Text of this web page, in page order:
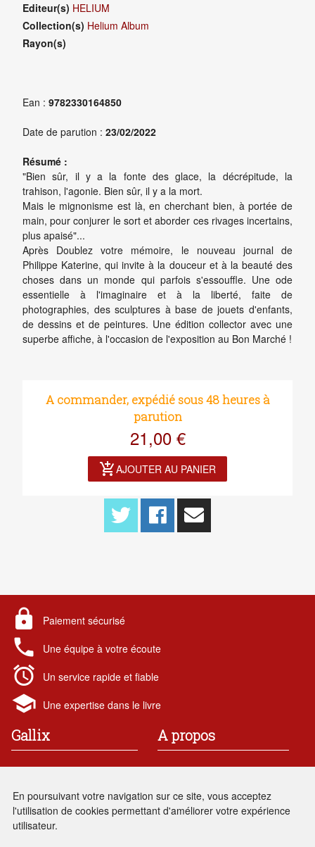
Editeur(s) HELIUM
Collection(s) Helium Album
Rayon(s)
Ean : 9782330164850
Date de parution : 23/02/2022
Résumé :
"Bien sûr, il y a la fonte des glace, la décrépitude, la
trahison, l'agonie. Bien sûr, il y a la mort.
Mais le mignonisme est là, en cherchant bien, à portée de
main, pour conjurer le sort et aborder ces rivages incertains,
plus apaisé"...
Après Doublez votre mémoire, le nouveau journal de
Philippe Katerine, qui invite à la douceur et à la beauté des
choses dans un monde qui parfois s'essouffle. Une ode
essentielle à l'imaginaire et à la liberté, faite de
photographies, des sculptures à base de jouets d'enfants,
de dessins et de peintures. Une édition collector avec une
superbe affiche, à l'occasion de l'exposition au Bon Marché !
A commander, expédié sous 48 heures à
parution
21,00 €
add_shopping_cartAJOUTER AU PANIER
lock Paiement sécurisé
local_phone Une équipe à votre écoute
alarm Un service rapide et fiable
school Une expertise dans le livre
Gallix
France
local_phoneRenseignements : 01 69 86
05 28
A propos
Conditions générales de vente
En poursuivant votre navigation sur ce site, vous acceptez
l'utilisation de cookies permettant d'améliorer votre expérience
utilisateur.